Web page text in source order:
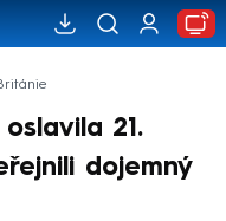
21.
dojemný